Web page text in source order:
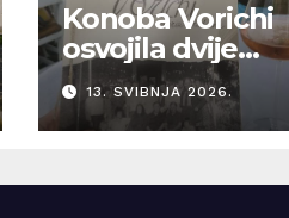
Konoba Vorichi
osvojila dvije
prestižne Gault &
Millau kapice
13. SVIBNJA 2026.